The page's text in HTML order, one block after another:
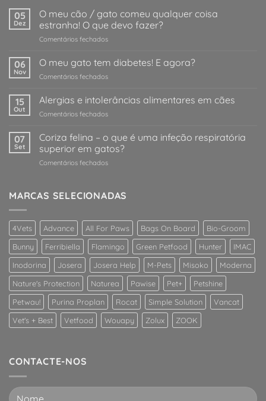
05
Dez
O meu cão / gato comeu qualquer coisa
estranha! O que devo fazer?
Comentários fechadosem
meu
cão
/
comeu
coisa
O
que
06
Nov
O meu gato tem diabetes! E agora?
Comentários fechadosem
meu
gato
tem
E
agora?
15
Out
Alergias e intolerâncias alimentares em cães
Comentários fechadosem
intolerâncias
alimentares
em
07
Set
Coriza felina – o que é uma infeção respiratória
superior em gatos?
Comentários fechadosem
–
é
uma
infeção
respiratória
superior
em
gatos?
MARCAS SELECIONADAS
4Vets Advance All For Paws Bags On Board
Bio-Groom
Bunny
Ferribiella Flamingo Green Petfood Hunter
IMAC
Inodorina
Josera Josera Help M-Pets Misoko
Moderna
Nature's Protection
Naturea Pawise Pet+
Petshine
Petwau!
Purina Proplan Rocat Simple Solution
Vancat
Vet's + Best
Vetfood Wouapy Zolux ZOOK
CONTACTE-NOS